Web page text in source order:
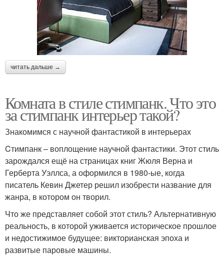
читать дальше →
Комната в стиле стимпанк. Что это
за стимпанк интерьер такой?
Знакомимся с научной фантастикой в интерьерах
Cтимпанк – воплощение научной фантастики. Этот стиль
зарождался ещё на страницах книг Жюля Верна и
Герберта Уэллса, а оформился в 1980-ые, когда
писатель Кевин Джетер решил изобрести название для
жанра, в котором он творил.
Что же представляет собой этот стиль? Альтернативную
реальность, в которой уживается историческое прошлое
и недостижимое будущее: викторианская эпоха и
развитые паровые машины.